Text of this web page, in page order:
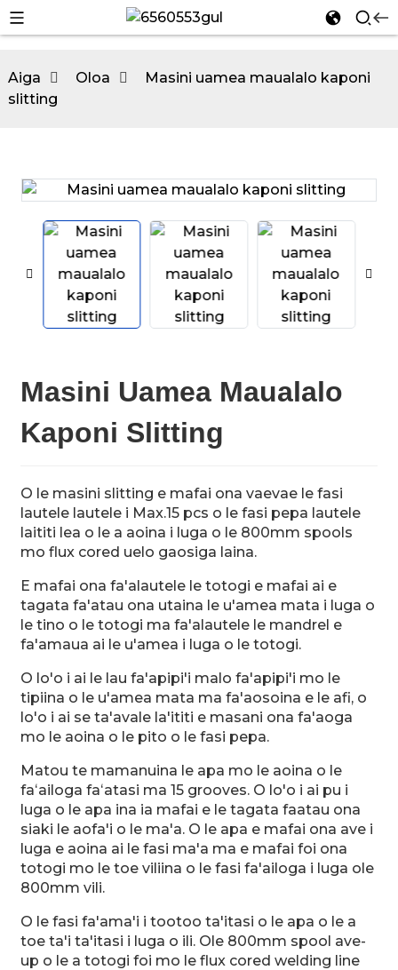
Aiga Oloa
Masini uamea maualalo kaponi
slitting
Masini Uamea Maualalo
Kaponi Slitting
O le masini slitting e mafai ona vaevae le fasi
lautele lautele i Max.15 pcs o le fasi pepa lautele
laititi lea o le a aoina i luga o le 800mm spools
mo flux cored uelo gaosiga laina.
E mafai ona fa'alautele le totogi e mafai ai e
tagata fa'atau ona utaina le u'amea mata i luga o
le tino o le totogi ma fa'alautele le mandrel e
fa'amaua ai le u'amea i luga o le totogi.
O lo'o i ai le lau fa'apipi'i malo fa'apipi'i mo le
tipiina o le u'amea mata ma fa'aosoina e le afi, o
lo'o i ai se ta'avale la'ititi e masani ona fa'aoga
mo le aoina o le pito o le fasi pepa.
Matou te mamanuina le apa mo le aoina o le
faʻailoga faʻatasi ma 15 grooves. O lo'o i ai pu i
luga o le apa ina ia mafai e le tagata faatau ona
siaki le aofa'i o le ma'a. O le apa e mafai ona ave i
luga e aoina ai le fasi ma'a ma e mafai foi ona
totogi mo le toe viliina o le fasi fa'ailoga i luga ole
800mm vili.
O le fasi fa'ama'i i tootoo ta'itasi o le apa o le a
toe ta'i ta'itasi i luga o ili. Ole 800mm spool ave-
up o le a totogi foi mo le flux cored welding line